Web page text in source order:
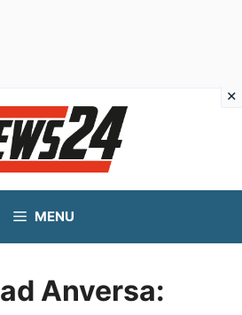
MENU
Anversa: